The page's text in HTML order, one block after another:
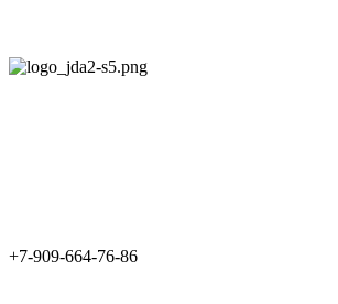
+7-909-664-76-86